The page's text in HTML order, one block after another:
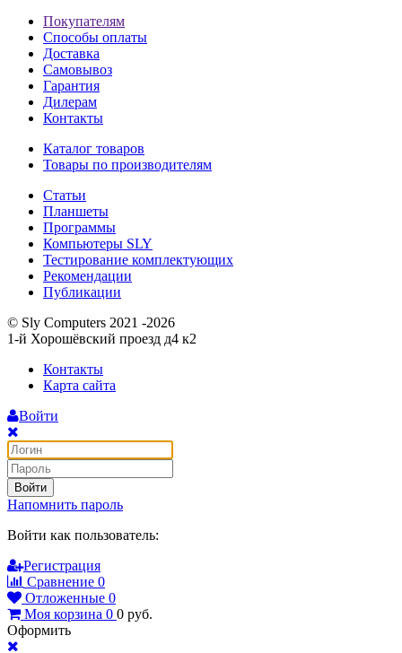
Покупателям
Способы оплаты
Доставка
Самовывоз
Гарантия
Дилерам
Контакты
Каталог товаров
Товары по производителям
Статьи
Планшеты
Программы
Компьютеры SLY
Тестирование комплектующих
Рекомендации
Публикации
© Sly Computers 2021 -2026
1-й Хорошёвский проезд д4 к2
Контакты
Карта сайта
Войти
Войти
Напомнить пароль
Войти как пользователь:
Регистрация
Сравнение 0
Отложенные 0
Моя корзина 0 0 руб.
Оформить